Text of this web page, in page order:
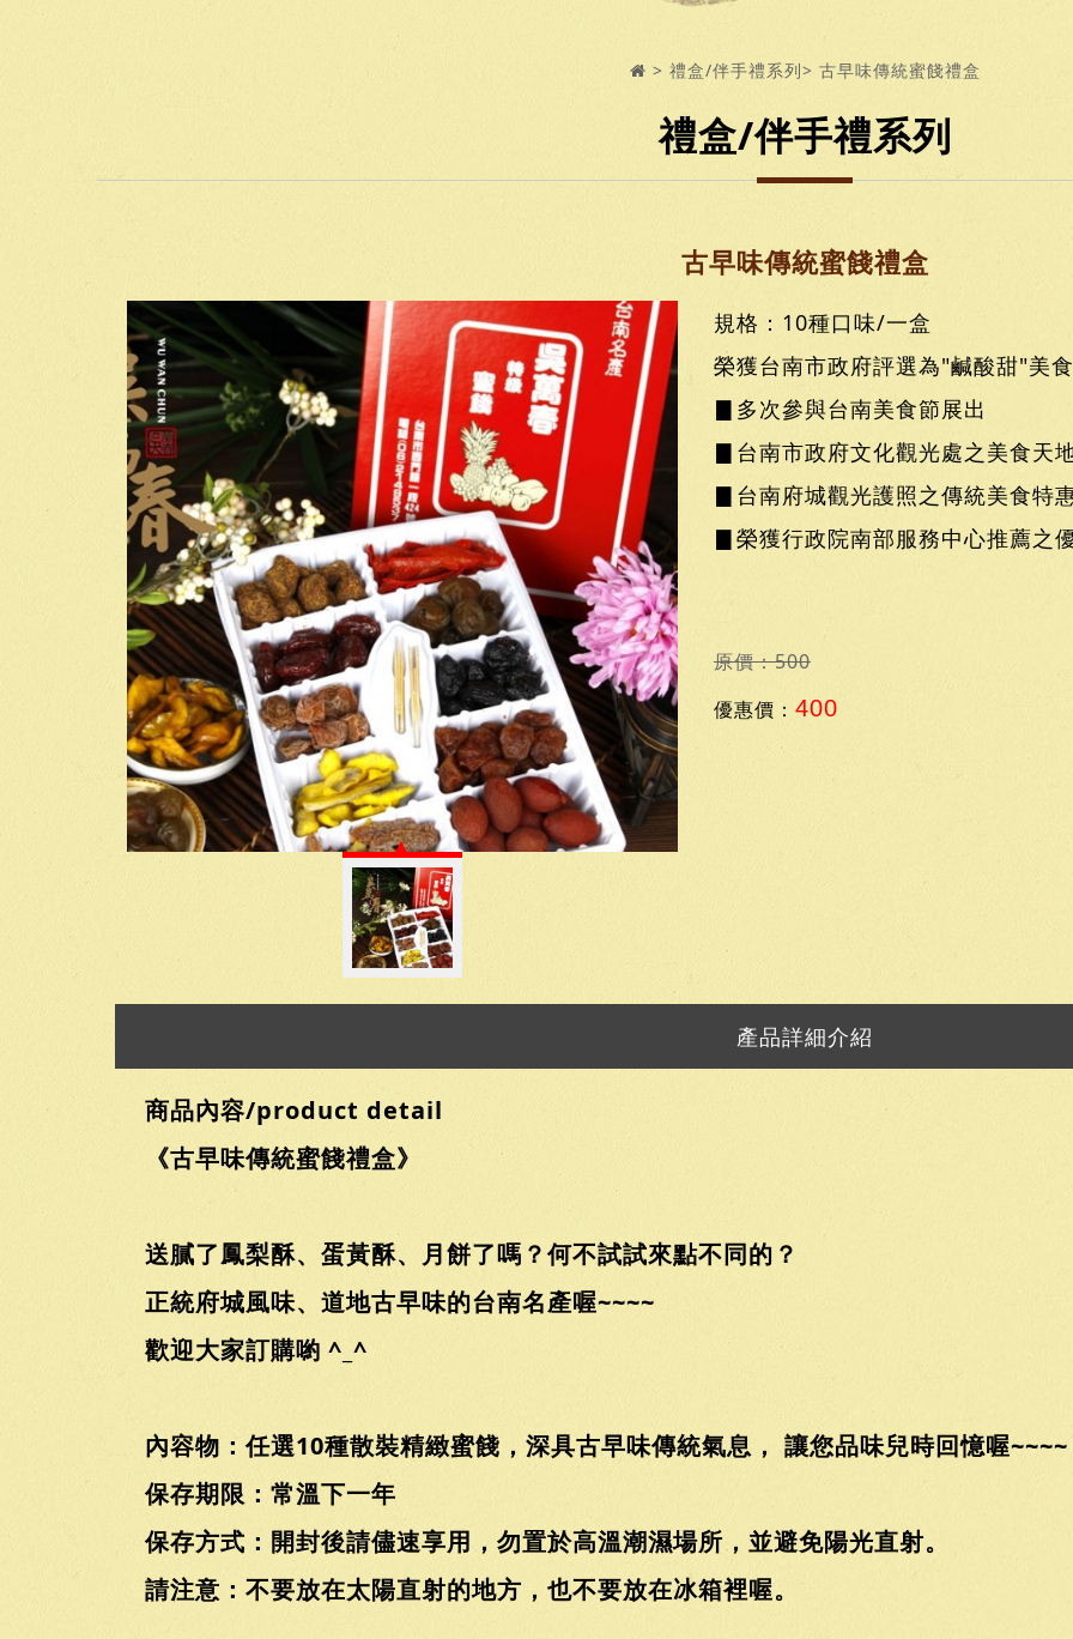
禮盒/伴手禮系列 古早味傳統蜜餞禮盒
禮盒/伴手禮系列
古早味傳統蜜餞禮盒
規格：10種口味/一盒
榮獲台南市政府評選為"鹹酸甜"美
▊多次參與台南美食節展出
▊台南市政府文化觀光處之美食天
▊台南府城觀光護照之傳統美食特
▊榮獲行政院南部服務中心推薦之
原價：500
優惠價： 400
產品詳細介紹
商品內容/product detail
《古早味傳統蜜餞禮盒》
送膩了鳳梨酥、蛋黃酥、月餅了嗎？何不試試來點不同的？
正統府城風味、道地古早味的台南名產喔~~~~
歡迎大家訂購喲 ^_^
內容物：任選10種散裝精緻蜜餞，深具古早味傳統氣息， 讓您品味兒時回憶喔
保存期限：常溫下一年
保存方式：開封後請儘速享用，勿置於高溫潮濕場所，並避免陽光直射。
請注意：不要放在太陽直射的地方，也不要放在冰箱裡喔。